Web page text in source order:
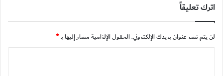
اترك تعليقاً
لن يتم نشر عنوان بريدك الإلكتروني.الحقول الإلزامية مشار إليها بـ*